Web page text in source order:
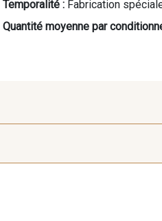
Temporalité : Fabrication
Quantité moyenne par